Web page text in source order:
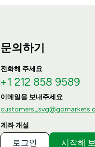
문의하기
전화해 주세요
+1 212 858 9589
이메일을 보내주세요
계좌 개설
로그인 시작해